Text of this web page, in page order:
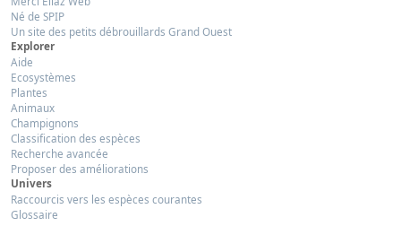
Né de SPIP
Un site des petits débrouillards Grand Ouest
Explorer
Aide
Ecosystèmes
Plantes
Animaux
Champignons
Classification des espèces
Recherche avancée
Proposer des améliorations
Univers
Raccourcis vers les espèces courantes
Glossaire